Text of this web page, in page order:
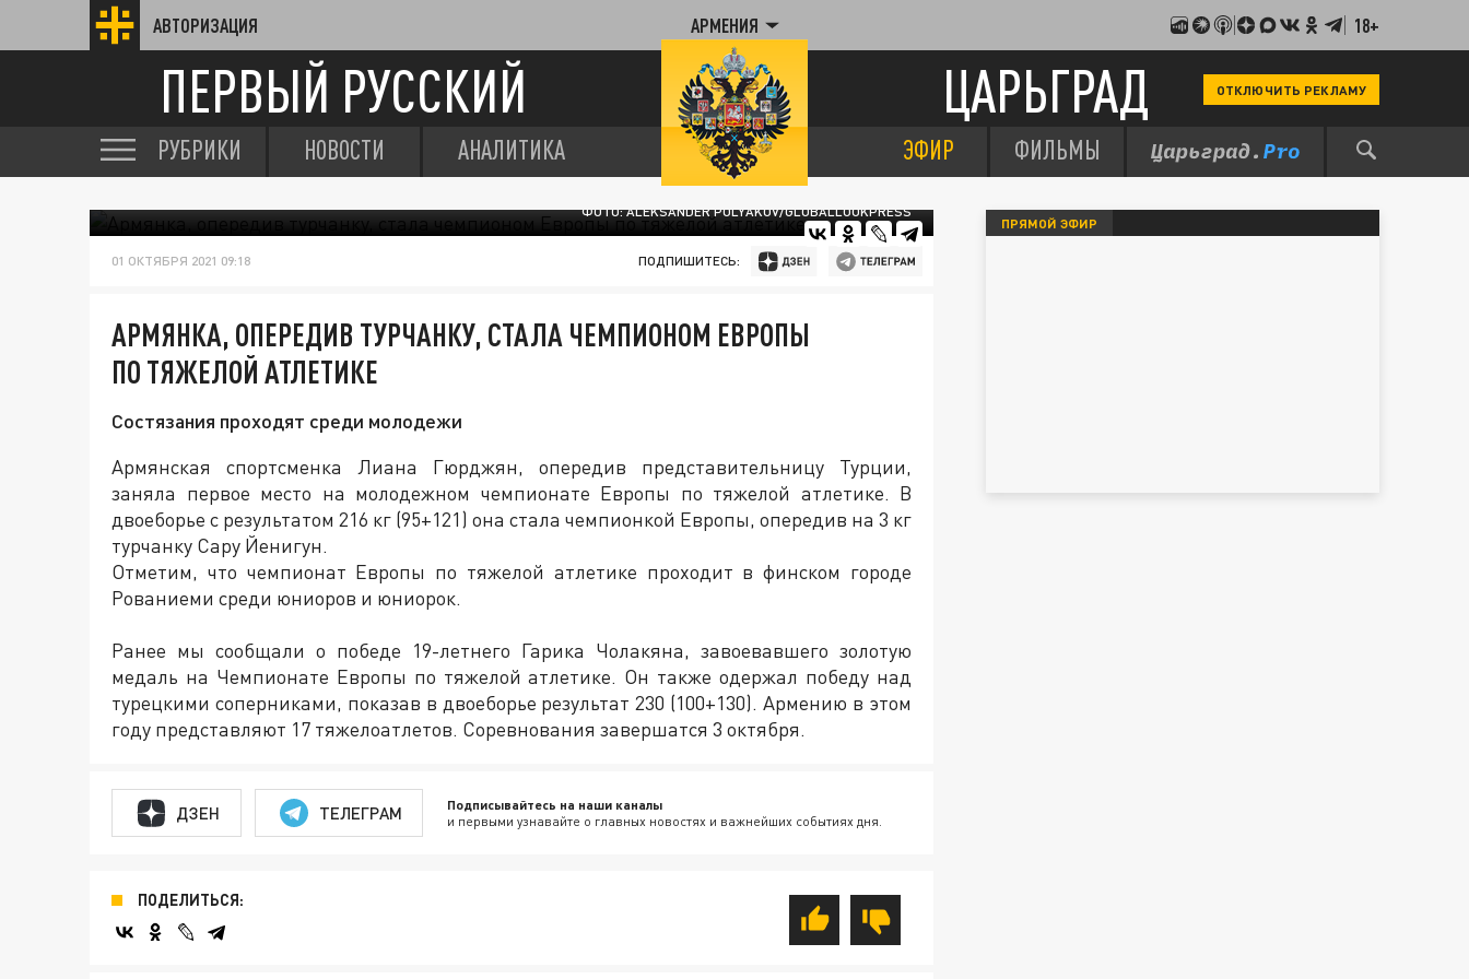
АВТОРИЗАЦИЯ АРМЕНИЯ 18+
ПЕРВЫЙ РУССКИЙ ЦАРЬГРАД ОТКЛЮЧИТЬ РЕКЛАМУ
РУБРИКИ НОВОСТИ АНАЛИТИКА ЭФИР ФИЛЬМЫ
ФОТО: ALEKSANDER POLYAKOV/GLOBALLOOKPRESS
01 ОКТЯБРЯ 2021 09:18 ПОДПИШИТЕСЬ:
АРМЯНКА, ОПЕРЕДИВ ТУРЧАНКУ, СТАЛА ЧЕМПИОНОМ ЕВРОПЫ
ПО ТЯЖЕЛОЙ АТЛЕТИКЕ
Состязания проходят среди молодежи
Армянская спортсменка Лиана Гюрджян, опередив представительницу Турции,
заняла первое место на молодежном чемпионате Европы по тяжелой атлетике. В
двоеборье с результатом 216 кг (95+121) она стала чемпионкой Европы, опередив на 3 кг
турчанку Сару Йенигун.
Отметим, что чемпионат Европы по тяжелой атлетике проходит в финском городе
Рованиеми среди юниоров и юниорок.
Ранее мы сообщали о победе 19-летнего Гарика Чолакяна, завоевавшего золотую
медаль на Чемпионате Европы по тяжелой атлетике. Он также одержал победу над
турецкими соперниками, показав в двоеборье результат 230 (100+130). Армению в этом
году представляют 17 тяжелоатлетов. Соревнования завершатся 3 октября.
ДЗЕН ТЕЛЕГРАМ Подписывайтесь на наши каналы
и первыми узнавайте о главных новостях и важнейших событиях дня.
ПОДЕЛИТЬСЯ:
ПРЯМОЙ ЭФИР